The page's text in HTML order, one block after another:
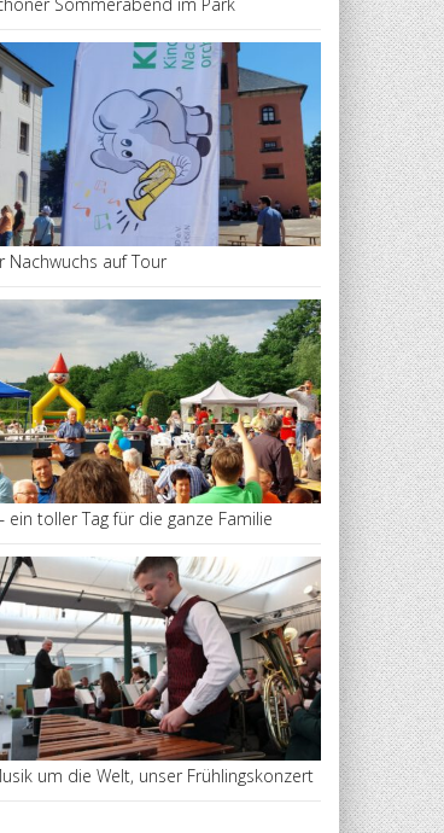
Nachwuchs auf Tour
ein toller Tag für die ganze Familie
um die Welt, unser Frühlingskonzert